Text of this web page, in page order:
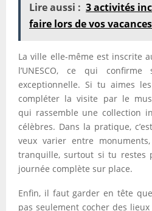
Lire aussi : 3 activités
faire lors de vos
La ville elle-même est inscrite
l’UNESCO, ce qui
exceptionnelle. Si tu aimes
compléter la visite par le
qui rassemble une collection
célèbres. Dans la pratique,
veux varier entre
tranquille, surtout si tu restes
journée complète sur place.
Enfin, il faut garder en tête
pas seulement cocher des